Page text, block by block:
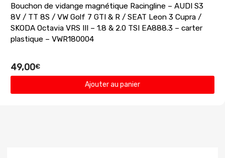
Bouchon de vidange magnétique Racingline – AUDI S3
8V / TT 8S / VW Golf 7 GTI & R / SEAT Leon 3 Cupra /
SKODA Octavia VRS III – 1.8 & 2.0 TSI EA888.3 – carter
plastique – VWR180004
49,00€
Ajouter au panier